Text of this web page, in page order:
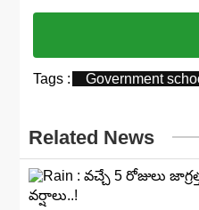
Tags : Government
Related News